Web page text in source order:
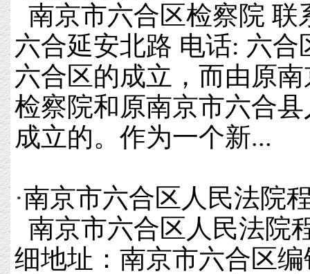
南京市六合区检察院 联
六合延安北路 电话: 六合
六合区的成立，而由原
检察院和原南京市六合
成立的。作为一个新...
·南京市六合区人民法院
南京市六合区人民法院
细地址：南京市六合区